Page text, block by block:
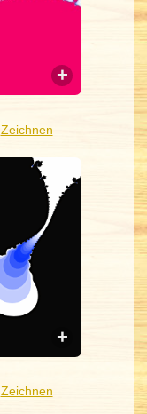
Zeichnen
Zeichnen